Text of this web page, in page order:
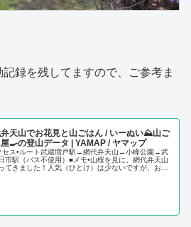
録を残してますので、ご参考ま
天山でお花見と山ごはん / いーぬい⛰山ご
🍳の登山データ | YAMAP / ヤマップ
セス•ルート武蔵増戸駅→網代弁天山→小峰公園→武
市駅（バス不使用）■メモ•山桜を見に、網代弁天山
てきました！人気（ひとけ）は少ないですが、お花